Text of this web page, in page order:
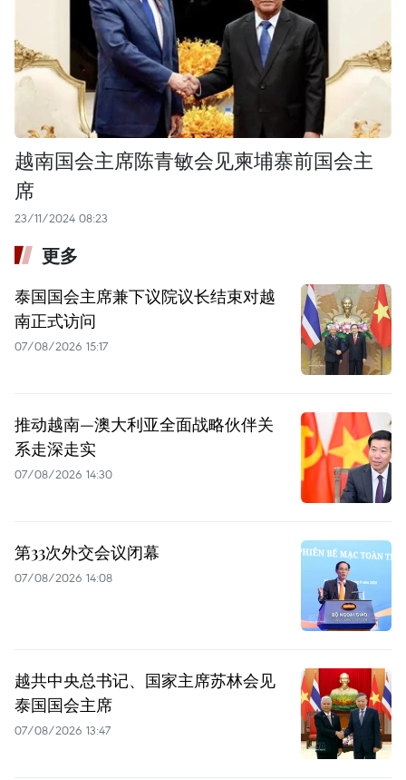
越南国会主席陈青敏会见柬埔寨前国会主
席
23/11/2024 08:23
更多
泰国国会主席兼下议院议长结束对越
南正式访问
07/08/2026 15:17
推动越南—澳大利亚全面战略伙伴关
系走深走实
07/08/2026 14:30
第33次外交会议闭幕
07/08/2026 14:08
越共中央总书记、国家主席苏林会见
泰国国会主席
07/08/2026 13:47